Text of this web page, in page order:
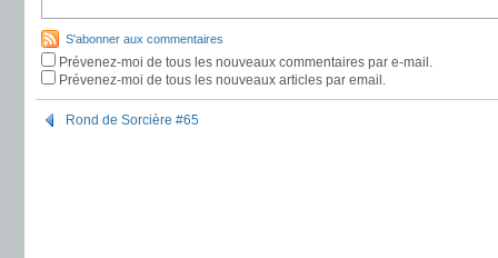
S'abonner aux commentaires
Prévenez-moi de tous les nouveaux commentaires par e-mail.
Prévenez-moi de tous les nouveaux articles par email.
Rond de Sorcière #65